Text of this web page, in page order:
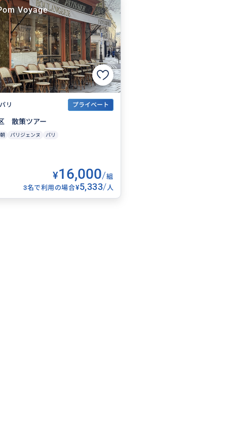
パリ プライベート
散策ツアー
朝 パリジェンヌ パリ
¥16,000/組
3名で利用の場合¥5,333/人
Voyage